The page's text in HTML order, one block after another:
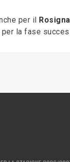
per il
la fase